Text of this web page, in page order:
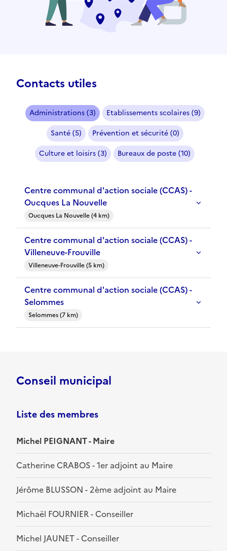
Contacts utiles
Administrations (3)
Etablissements scolaires (9)
Santé (5)
Prévention et sécurité (0)
Culture et loisirs (3)
Bureaux de poste (10)
Centre communal d'action sociale (CCAS) -
Oucques La Nouvelle
Oucques La Nouvelle (4 km)
Centre communal d'action sociale (CCAS) -
Villeneuve-Frouville
Villeneuve-Frouville (5 km)
Centre communal d'action sociale (CCAS) -
Selommes
Selommes (7 km)
Conseil municipal
Liste des membres
Michel PEIGNANT - Maire
Catherine CRABOS - 1er adjoint au Maire
Jérôme BLUSSON - 2ème adjoint au Maire
Michaël FOURNIER - Conseiller
Michel JAUNET - Conseiller